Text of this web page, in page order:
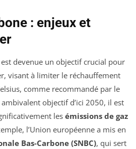
: enjeux et
est devenue un objectif crucial pour
visant à limiter le réchauffement
comme recommandé par le
objectif d’ici 2050, il est
les émissions de gaz
l’Union européenne a mis en
Bas-Carbone (SNBC), qui sert